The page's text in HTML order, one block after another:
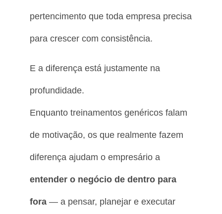
pertencimento que toda empresa precisa
para crescer com consistência.
E a diferença está justamente na
profundidade.
Enquanto treinamentos genéricos falam
de motivação, os que realmente fazem
diferença ajudam o empresário a
entender o negócio de dentro para
fora — a pensar, planejar e executar